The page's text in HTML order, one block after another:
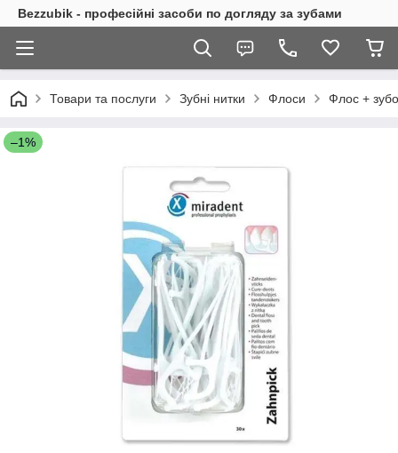
Bezzubik - професійні засоби по догляду за зубами
Товари та послуги Зубні нитки Флоси Флос +
–1%